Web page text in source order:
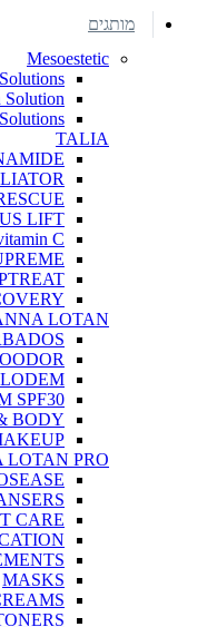
מותגים
Mesoestetic
Solution
TALIA
LIFT
C
LOTAN
SPF30
BODY
LOTAN PRO
CARE
MASKS